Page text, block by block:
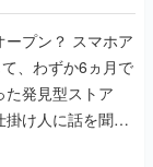
サーに聞いた
スマホア
、わずか6ヵ月で
た発見型ストア
掛け人に話を聞い